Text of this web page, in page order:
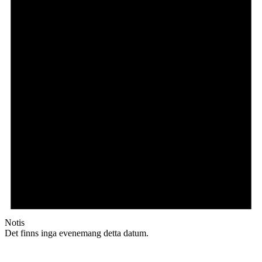
Notis
Det finns inga evenemang detta datum.